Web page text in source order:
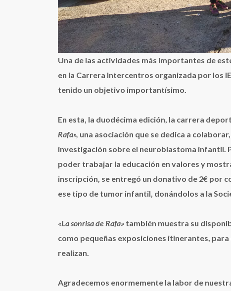
Una de las actividades más importantes de
en la Carrera Intercentros organizada por los
tenido un objetivo importantísimo.
En esta, la duodécima edición, la carrera
Rafa», una asociación que se dedica a
investigación sobre el neuroblastoma infantil.
poder trabajar la educación en valores y
inscripción, se entregó un donativo de 2€ por
ese tipo de tumor infantil, donándolos a la
«La sonrisa de Rafa» también muestra su
como pequeñas exposiciones itinerantes,
realizan.
Agradecemos enormemente la labor de